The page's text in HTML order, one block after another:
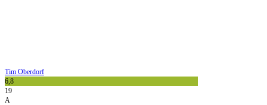
Tim Oberdorf
6,8
19
A